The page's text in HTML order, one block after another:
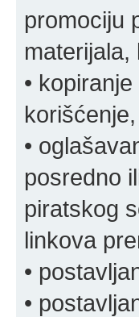
promociju
materijala,
•
•
posredno
piratskog
linkova
•
•